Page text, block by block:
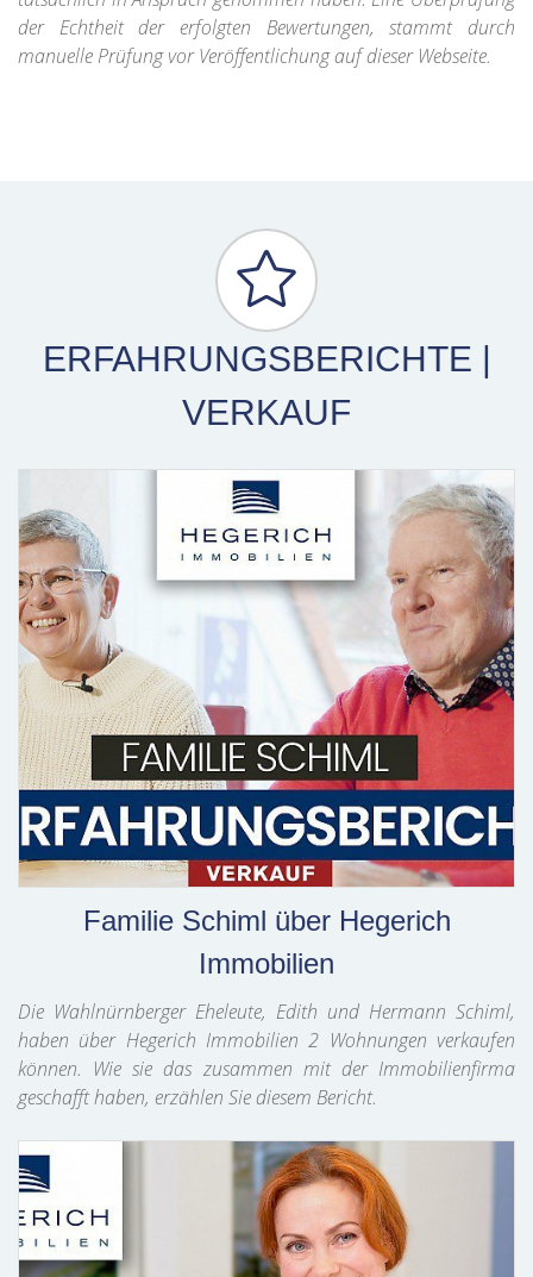
der Echtheit der erfolgten Bewertungen, stammt durch
manuelle Prüfung vor Veröffentlichung auf dieser Webseite.
ERFAHRUNGSBERICHTE |
VERKAUF
Familie Schiml über Hegerich
Immobilien
Die Wahlnürnberger Eheleute, Edith und Hermann Schiml,
haben über Hegerich Immobilien 2 Wohnungen verkaufen
können. Wie sie das zusammen mit der Immobilienfirma
geschafft haben, erzählen Sie diesem Bericht.